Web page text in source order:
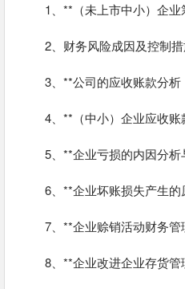
1、**（未上市中小）企
2、财务风险成因及控制
3、**公司的应收账款分析
4、**（中小）企业应收
5、**企业亏损的内因分
6、**企业坏账损失产生
7、**企业赊销活动财务管
8、**企业改进企业存货